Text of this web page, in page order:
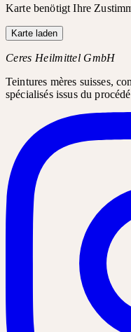
Karte benötigt Ihre
Karte laden
Ceres Heilmittel GmbH
Teintures mères suisses,
spécialisés issus du